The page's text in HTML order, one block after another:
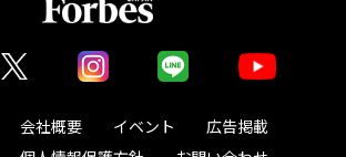
会社概要 イベント
広告掲載